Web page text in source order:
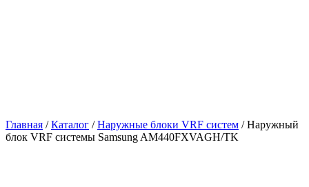
Главная /Каталог /Наружные блоки VRF cистем / Наружный
блок VRF системы Samsung AM440FXVAGH/TK